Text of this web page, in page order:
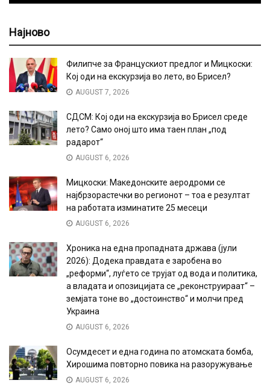
Најново
Филипче за Францускиот предлог и Мицкоски:
Кој оди на екскурзија во лето, во Брисел?
AUGUST 7, 2026
СДСМ: Кој оди на екскурзија во Брисел среде
лето? Само оној што има таен план „под
радарот“
AUGUST 6, 2026
Мицкоски: Македонските аеродроми се
најбрзорастечки во регионот – тоа е резултат
на работата изминатите 25 месеци
AUGUST 6, 2026
Хроника на една пропадната држава (јули
2026): Додека правдата е заробена во
„реформи“, луѓето се трујат од вода и политика,
а владата и опозицијата се „реконструираат“ –
земјата тоне во „достоинство“ и молчи пред
Украина
AUGUST 6, 2026
Осумдесет и една година по атомската бомба,
Хирошима повторно повика на разоружување
AUGUST 6, 2026